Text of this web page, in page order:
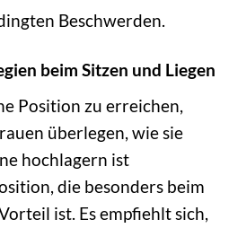
Beschwerden.
beim Sitzen und Liegen
Position zu erreichen,
überlegen, wie sie
hochlagern ist
die besonders beim
ist. Es empfiehlt sich,